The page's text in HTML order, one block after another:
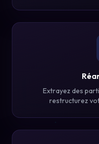
Extrayez des
restructurez